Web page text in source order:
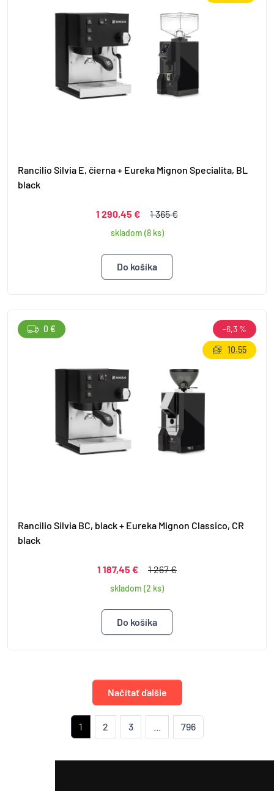
Rancilio Silvia E, čierna + Eureka Mignon Specialita, BL
black
1 290,45 € 1 365 €
skladom (8 ks)
Rancilio Silvia BC, black + Eureka Mignon Classico, CR
black
1 187,45 € 1 267 €
skladom (2 ks)
0 €
-6,3 %
10.55
Načítať ďalšie
1 2 3 796